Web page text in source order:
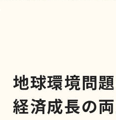
地球環境 問 題
経済成長の両